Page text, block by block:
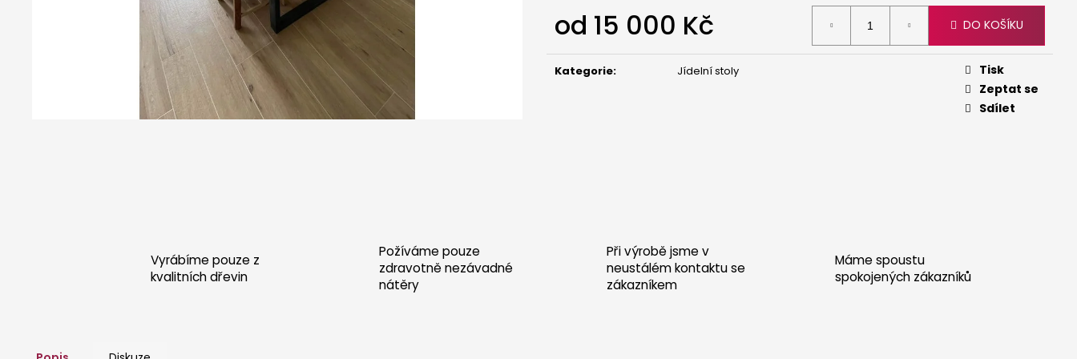
od 15 000 Kč
cena:
DO KOŠÍKU
Kategorie: Jídelní stoly
Tisk
Zeptat se
Sdílet
Vyrábíme pouze z
kvalitních dřevin
Požíváme pouze
zdravotně nezávadné
nátěry
Při výrobě jsme v
neustálém kontaktu se
zákazníkem
Máme spoustu
spokojených zákazníků
POSTEL KRÉTA - DUB
26 000 Kč
POSTEL SARDINIE - DUB BEZ ŠUPLÍKŮ
30 000 Kč
POSTEL SARDINIE - DUB
30 000 Kč